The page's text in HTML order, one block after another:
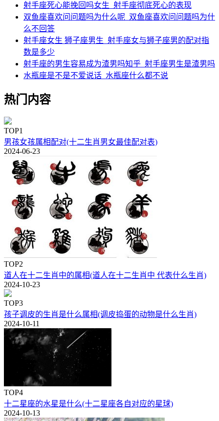
射手座死心能挽回吗女生_射手座彻底死心的表现
双鱼座喜欢问问题吗为什么呢_双鱼座喜欢问问题吗为什
么不回答
射手座女生 狮子座男生_射手座女与狮子座男的配对指
数是多少
射手座的男生容易成为渣男吗知乎_射手座男生是渣男吗
水瓶座是不是不爱说话_水瓶座什么都不说
热门内容
TOP1
男孩女孩属相配对(十二生肖男女最佳配对表)
2024-06-23
TOP2
道人在十二生肖中的属相(道人在十二生肖中 代表什么生肖)
2024-10-23
TOP3
孩子调皮的生肖是什么属相(调皮捣蛋的动物是什么生肖)
2024-10-11
TOP4
十二星座的水星是什么(十二星座各自对应的星球)
2024-10-13